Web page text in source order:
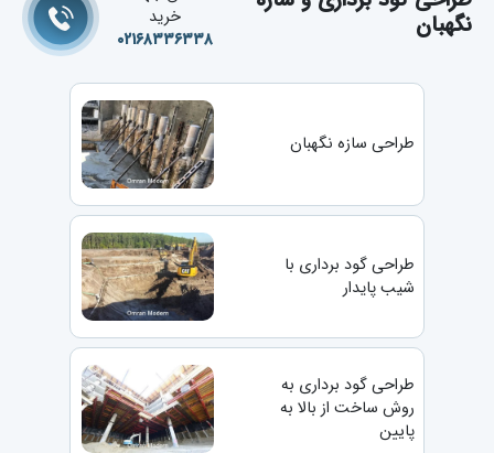
نگهبان
خرید
۰۲۱۶۸۳۳۶۳۳۸
طراحی سازه نگهبان
طراحی گود برداری با
شیب پایدار
طراحی گود برداری به
روش ساخت از بالا به
پایین